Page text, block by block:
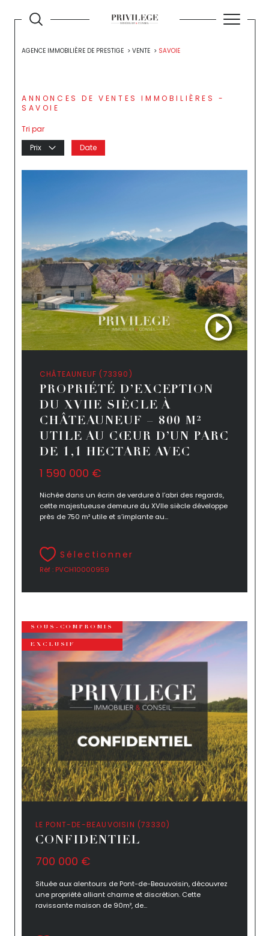
AGENCE IMMOBILIÈRE DE PRESTIGE VENTE SAVOIE
ANNONCES DE VENTES IMMOBILIÈRES -
SAVOIE
Tri par
Prix
Date
CHÂTEAUNEUF (73390)
PROPRIÉTÉ D’EXCEPTION
DU XVIIE SIÈCLE À
CHÂTEAUNEUF – 800 M²
UTILE AU CŒUR D’UN PARC
DE 1,1 HECTARE AVEC
1 590 000 €
Nichée dans un écrin de verdure à l’abri des regards,
cette majestueuse demeure du XVIIe siècle développe
près de 750 m² utile et s’implante au...
Sélectionner
Réf : PVCH10000959
LE PONT-DE-BEAUVOISIN (73330)
CONFIDENTIEL
700 000 €
Située aux alentours de Pont-de-Beauvoisin, découvrez
une propriété alliant charme et discrétion. Cette
ravissante maison de 90m², de...
SOUS-COMPROMIS
EXCLUSIF